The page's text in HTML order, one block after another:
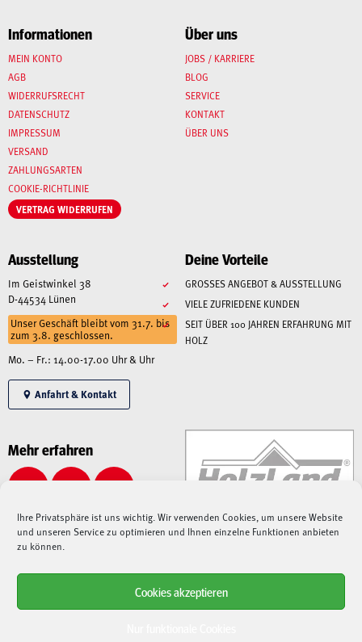
Ihre Privatsphäre ist uns wichtig. Wir verwenden Cookies, um unsere Website
und unseren Service zu optimieren und Ihnen einzelne Funktionen anbieten
zu können.
Cookies akzeptieren
Informationen
MEIN KONTO
AGB
WIDERRUFSRECHT
DATENSCHUTZ
IMPRESSUM
VERSAND
ZAHLUNGSARTEN
COOKIE-RICHTLINIE
VERTRAG WIDERRUFEN
Über uns
JOBS / KARRIERE
BLOG
SERVICE
KONTAKT
ÜBER UNS
Ausstellung
Im Geistwinkel 38
D-44534 Lünen
Unser Geschäft bleibt vom 31.7. bis
zum 3.8. geschlossen.
Mo. – Fr.: 14.00-17.00 Uhr & Uhr
Anfahrt & Kontakt
Deine Vorteile
GROSSES ANGEBOT & AUSSTELLUNG
VIELE ZUFRIEDENE KUNDEN
SEIT ÜBER 100 JAHREN ERFAHRUNG MIT
HOLZ
Mehr erfahren
Alle angegebenen Preise sind Gesamtpreise inkl. MwSt., zzgl. Liefer-/Versandkosten.